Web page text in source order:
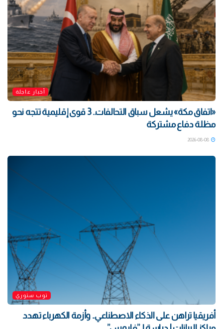
أخبار عاجلة
«اتفاق مكة» يشعل سباق التحالفات.. 3 قوى إقليمية تتجه نحو
مظلة دفاع مشتركة
توب ستوري
أفريقيا تراهن على الذكاء الاصطناعي.. وأزمة الكهرباء تهدد